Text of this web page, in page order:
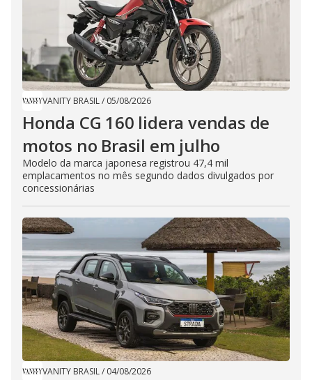
VANITY BRASIL/ 05/08/2026
Honda CG 160 lidera vendas de
motos no Brasil em julho
Modelo da marca japonesa registrou 47,4 mil
emplacamentos no mês segundo dados divulgados por
concessionárias
VANITY BRASIL/ 04/08/2026